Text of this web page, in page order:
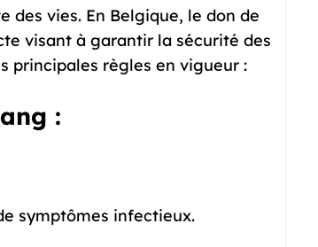
des vies. En Belgique, le don de
visant à garantir la sécurité des
principales règles en vigueur :
:
symptômes infectieux.